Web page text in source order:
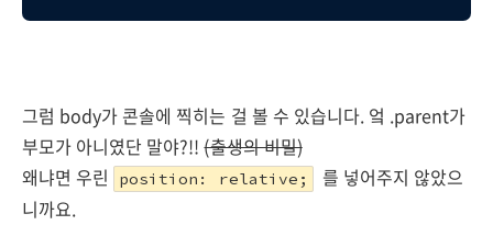
그럼 body가 콘솔에 찍히는 걸 볼 수 있습니다. 엌 .parent가
부모가 아니였단 말야?!!(출생의 비밀)
왜냐면 우린
position: relative;
를 넣어주지 않았으
니까요.